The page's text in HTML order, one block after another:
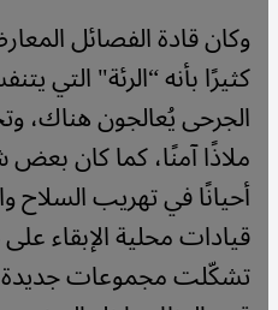
وكان قادة الفصائل
كثيرًا بأنه “الرئة" التي
الجرحى يُعالجون هناك،
ملاذًا آمنًا، كما كان
أحيانًا في تهريب السلاح
قيادات محلية الإبقاء
تشكّلت مجموعات